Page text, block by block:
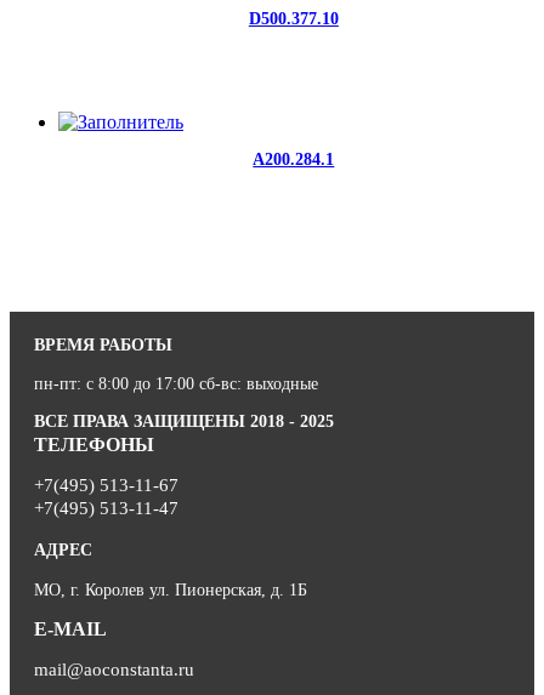
D500.377.10
A200.284.1
ВРЕМЯ РАБОТЫ
пн-пт: с 8:00 до 17:00 сб-вс: выходные
ВСЕ ПРАВА ЗАЩИЩЕНЫ 2018 - 2025
ТЕЛЕФОНЫ
+7(495) 513-11-67
+7(495) 513-11-47
АДРЕС
МО, г. Королев ул. Пионерская, д. 1Б
E-MAIL
mail@aoconstanta.ru